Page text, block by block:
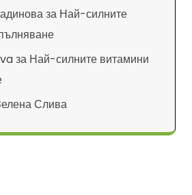
за Най-силните
за Най-силните витамини
Слива